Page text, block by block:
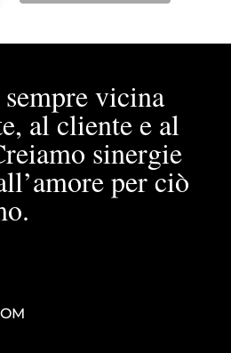
vicina
al cliente e al
sinergie
per ciò